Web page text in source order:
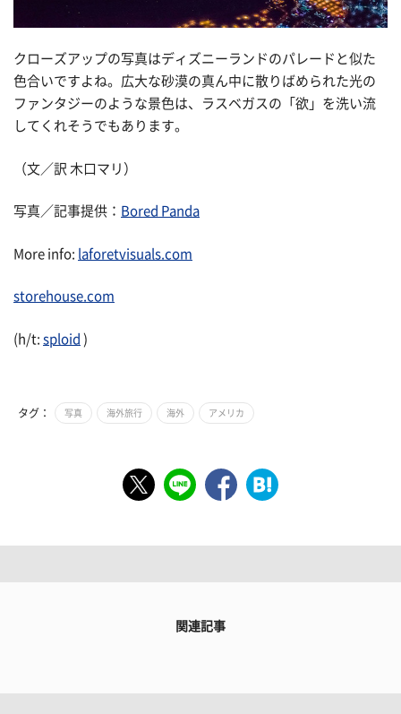
クローズアップの写真はディズニーランドのパレードと似た
色合いですよね。広大な砂漠の真ん中に散りばめられた光の
ファンタジーのような景色は、ラスベガスの「欲」を洗い流
してくれそうでもあります。
（文／訳 木口マリ）
写真／記事提供： Bored Panda
More info: laforetvisuals.com
storehouse.com
(h/t: sploid )
タグ： 写真 海外旅行 海外 アメリカ
関連記事